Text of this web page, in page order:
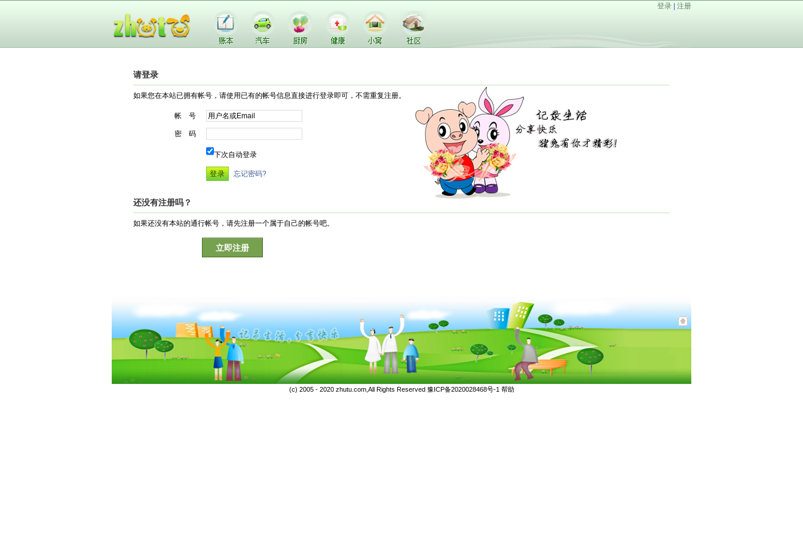
登录 注册
请登录
如果您在本站已拥有帐号，请使用已有的帐号信息直接进行登录即可，不需重复注册。
帐 号
密 码
下次自动登录
忘记密码?
还没有注册吗？
如果还没有本站的通行帐号，请先注册一个属于自己的帐号吧。
立即注册
(c) 2005 - 2020 zhutu.com,All Rights Reserved 豫ICP备2020028468号-1 帮助